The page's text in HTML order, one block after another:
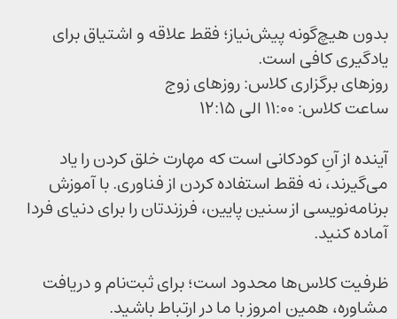
بدون هیچ‌گونه پیش‌نیاز؛ فقط علاقه و اشتیاق برای
یادگیری کافی است.
روزهای برگزاری کلاس: روزهای زوج
ساعت کلاس: ۱۱:۰۰ الی ۱۲:۱۵
آینده از آنِ کودکانی است که مهارت خلق کردن را یاد
می‌گیرند، نه فقط استفاده کردن از فناوری. با آموزش
برنامه‌نویسی از سنین پایین، فرزندتان را برای دنیای فردا
آماده کنید.
ظرفیت کلاس‌ها محدود است؛ برای ثبت‌نام و دریافت
مشاوره، همین امروز با ما در ارتباط باشید.